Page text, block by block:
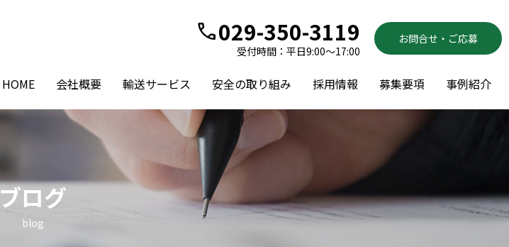
HOME 会社概要 輸送サービス 安全の取り組み 採用情報 募集要項 事例紹介
call029-350-3119
受付時間：平日9:00～17:00
お問合せ・ご応募
ブログ
blog